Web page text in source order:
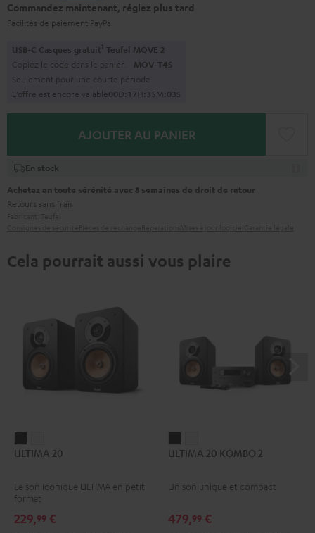
Commandez maintenant, réglez plus tard
Facilités de paiement PayPal
USB-C Casques gratuit1 Teufel MOVE 2
Copiez le code dans le panier. MOV-T4S
Seulement pour une courte période
L’offre est encore valable00D:17H: 35M:02S
AJOUTER AU PANIER
En stock
Achetez en toute sérénité avec 8 semaines de droit de retour
Retours sans frais
Cela pourrait aussi vous plaire
20 20
ULTIMA 20
Le son iconique ULTIMA en petit
format
229,99 €
20
2
20
2
ULTIMA 20 KOMBO 2
Un son unique et compact
479,99 €